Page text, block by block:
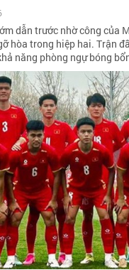
dẫn trước nhờ công của
hòa trong hiệp hai. Trận
năng phòng ngự bóng